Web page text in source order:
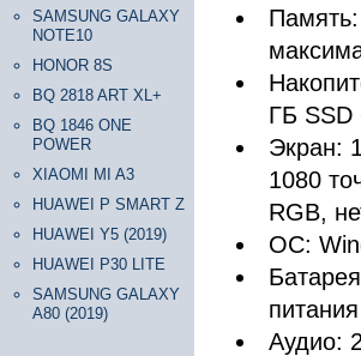
SAMSUNG GALAXY
NOTE10
HONOR 8S
BQ 2818 ART XL+
BQ 1846 ONE
POWER
XIAOMI MI A3
HUAWEI P SMART Z
HUAWEI Y5 (2019)
HUAWEI P30 LITE
SAMSUNG GALAXY
A80 (2019)
ГБ SSD
Экран:
1080
RGB,
ОС:
Аудио: